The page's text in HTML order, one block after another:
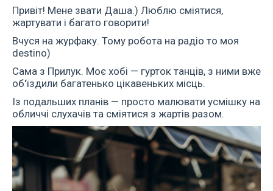
Привіт! Мене звати Даша.) Люблю сміятися,
жартувати і багато говорити!
Вчуся на журфаку. Тому робота на радіо то моя
destino)
Сама з Прилук. Моє хобі — гурток танців, з ними вже
об'їздили багатенько цікавеньких місць.
Із подальших планів — просто малювати усмішку на
обличчі слухачів та сміятися з жартів разом.